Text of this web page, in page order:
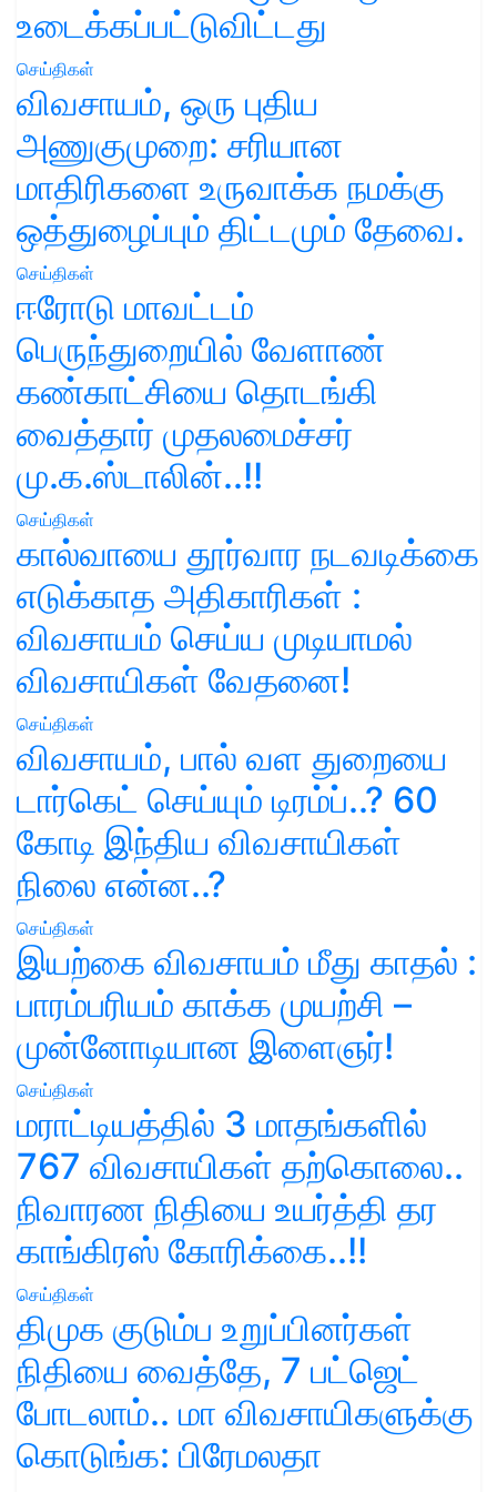
உடைக்கப்பட்டுவிட்டது
செய்திகள்
விவசாயம், ஒரு புதிய
அணுகுமுறை: சரியான
மாதிரிகளை உருவாக்க நமக்கு
ஒத்துழைப்பும் திட்டமும் தேவை.
செய்திகள்
ஈரோடு மாவட்டம்
பெருந்துறையில் வேளாண்
கண்காட்சியை தொடங்கி
வைத்தார் முதலமைச்சர்
மு.க.ஸ்டாலின்..!!
செய்திகள்
கால்வாயை தூர்வார நடவடிக்கை
எடுக்காத அதிகாரிகள் :
விவசாயம் செய்ய முடியாமல்
விவசாயிகள் வேதனை!
செய்திகள்
விவசாயம், பால் வள துறையை
டார்கெட் செய்யும் டிரம்ப்..? 60
கோடி இந்திய விவசாயிகள்
நிலை என்ன..?
செய்திகள்
இயற்கை விவசாயம் மீது காதல் :
பாரம்பரியம் காக்க முயற்சி –
முன்னோடியான இளைஞர்!
செய்திகள்
மராட்டியத்தில் 3 மாதங்களில்
767 விவசாயிகள் தற்கொலை..
நிவாரண நிதியை உயர்த்தி தர
காங்கிரஸ் கோரிக்கை..!!
செய்திகள்
திமுக குடும்ப உறுப்பினர்கள்
நிதியை வைத்தே, 7 பட்ஜெட்
போடலாம்.. மா விவசாயிகளுக்கு
கொடுங்க: பிரேமலதா